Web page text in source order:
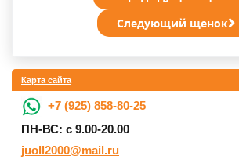
Следующий щенок
Карта сайта
+7 (925) 858-80-25
ПН-ВС: с 9.00-20.00
juoll2000@mail.ru